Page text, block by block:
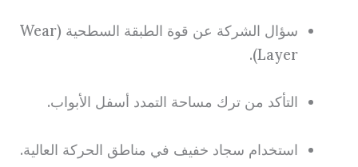
سؤال الشركة عن قوة الطبقة السطحية (Wear
Layer).
التأكد من ترك مساحة التمدد أسفل الأبواب.
استخدام سجاد خفيف في مناطق الحركة العالية.